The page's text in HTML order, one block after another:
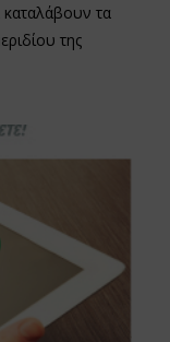
τα
της